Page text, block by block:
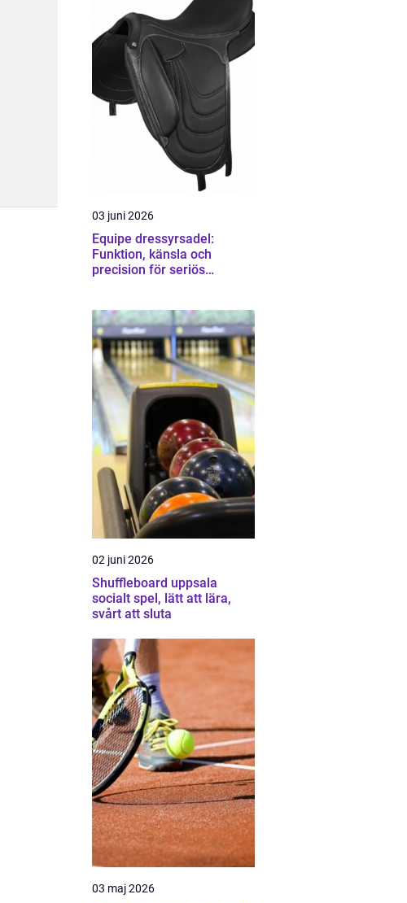
03 juni 2026
Equipe dressyrsadel:
Funktion, känsla och
precision för seriös
02 juni 2026
Shuffleboard uppsala
socialt spel, lätt att lära,
svårt att sluta
03 maj 2026